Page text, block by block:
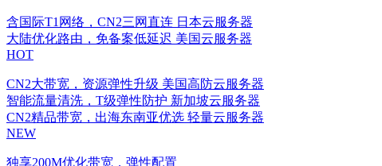
含国际T1网络，CN2三网直连 日本云服务器
大陆优化路由，免备案低延迟 美国云服务器
HOT
CN2大带宽，资源弹性升级 美国高防云服务器
智能流量清洗，T级弹性防护 新加坡云服务器
CN2精品带宽，出海东南亚优选 轻量云服务器
NEW
独享200M优化带宽，弹性配置